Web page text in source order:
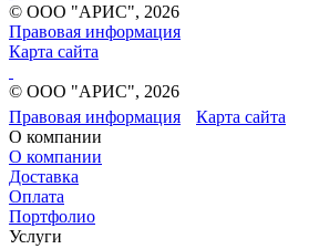
© ООО "АРИС", 2026
Правовая информация
Карта сайта
© ООО "АРИС", 2026
Правовая информация
Карта сайта
О компании
О компании
Доставка
Оплата
Портфолио
Услуги